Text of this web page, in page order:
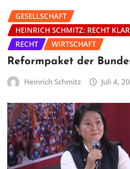
GESELLSCHAFT
HEINRICH SCHMITZ: RECHT KLAR
RECHT
WIRTSCHAFT
Reformpaket der
Heinrich Schmitz Juli 4,